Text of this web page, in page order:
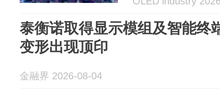
泰衡诺取得显示模组及智能终
变形出现顶印
金融界 2026-08-04